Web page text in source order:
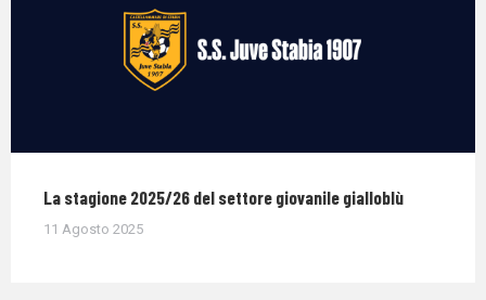
La stagione 2025/26 del settore giovanile gialloblù
11 Agosto 2025